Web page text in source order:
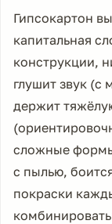
Гипсокартон
капитальная
конструкции,
глушит звук (с
держит
сложные
с пылью,
покраски